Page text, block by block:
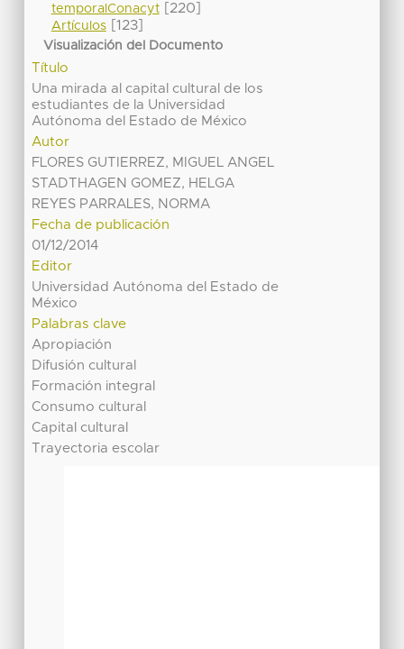
temporalConacyt[220]
Artículos[123]
Visualización del Documento
Título
Una mirada al capital cultural de los
estudiantes de la Universidad
Autónoma del Estado de México
Autor
FLORES GUTIERREZ, MIGUEL ANGEL
STADTHAGEN GOMEZ, HELGA
REYES PARRALES, NORMA
Fecha de publicación
01/12/2014
Editor
Universidad Autónoma del Estado de
México
Palabras clave
Apropiación
Difusión cultural
Formación integral
Consumo cultural
Capital cultural
Trayectoria escolar